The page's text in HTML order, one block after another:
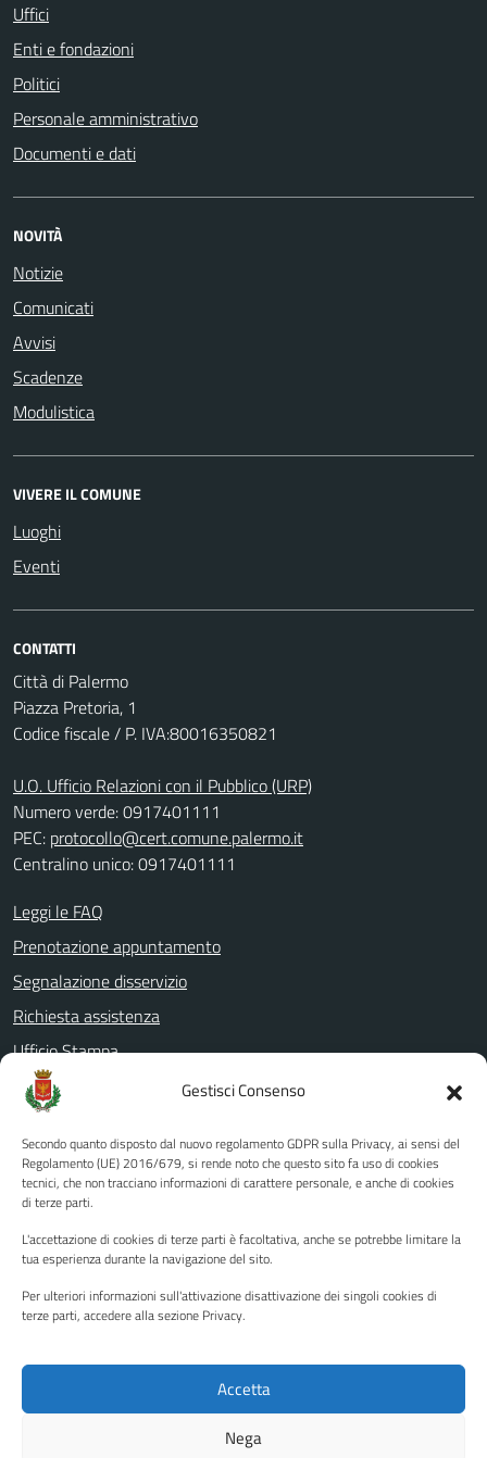
Gestisci Consenso
Secondo quanto disposto dal nuovo regolamento GDPR sulla Privacy, ai sensi del
Regolamento (UE) 2016/679, si rende noto che questo sito fa uso di cookies
tecnici, che non tracciano informazioni di carattere personale, e anche di cookies
di terze parti.
L'accettazione di cookies di terze parti è facoltativa, anche se potrebbe limitare la
tua esperienza durante la navigazione del sito.
Per ulteriori informazioni sull'attivazione disattivazione dei singoli cookies di
terze parti, accedere alla sezione Privacy.
Accetta
Nega
Uffici
Enti e fondazioni
Politici
Personale amministrativo
Documenti e dati
NOVITÀ
Notizie
Comunicati
Avvisi
Scadenze
Modulistica
VIVERE IL COMUNE
Luoghi
Eventi
CONTATTI
Città di Palermo
Piazza Pretoria, 1
Codice fiscale / P. IVA:80016350821
U.O. Ufficio Relazioni con il Pubblico (URP)
Numero verde: 0917401111
PEC: protocollo@cert.comune.palermo.it
Centralino unico: 0917401111
Leggi le FAQ
Prenotazione appuntamento
Segnalazione disservizio
Richiesta assistenza
Ufficio Stampa
Amministrazione Trasparente
Albo pretorio
Informativa privacy
Note legali
Piano di miglioramento del sito
Instagram